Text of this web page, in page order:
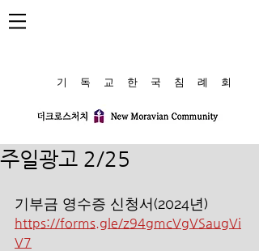
​기 독 교 한 국 침 례 회
주일광고 2/25
기부금 영수증 신청서(2024년)
https://forms.gle/z94gmcVgVSaugVi
V7